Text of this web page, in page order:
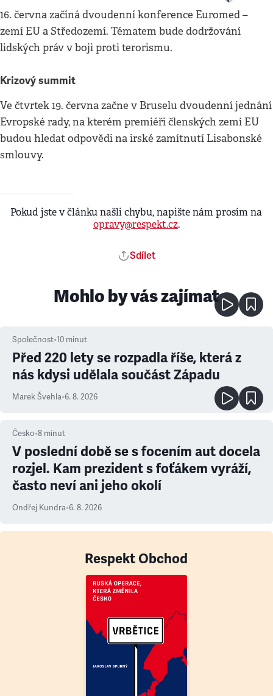
16. června začíná dvoudenní konference Euromed –
zemí EU a Středozemí. Tématem bude dodržování
lidských práv v boji proti terorismu.
Krizový summit
Ve čtvrtek 19. června začne v Bruselu dvoudenní jednání
Evropské rady, na kterém premiéři členských zemí EU
budou hledat odpovědi na irské zamítnutí Lisabonské
smlouvy.
Pokud jste v článku našli chybu, napište nám prosím na
opravy@respekt.cz.
Sdílet
Mohlo by vás zajímat
Společnost•10 minut
Před 220 lety se rozpadla říše, která z
nás kdysi udělala součást Západu
Marek Švehla•6. 8. 2026
Česko•8 minut
V poslední době se s focením aut docela
rozjel. Kam prezident s foťákem vyráží,
často neví ani jeho okolí
Ondřej Kundra•6. 8. 2026
Respekt Obchod